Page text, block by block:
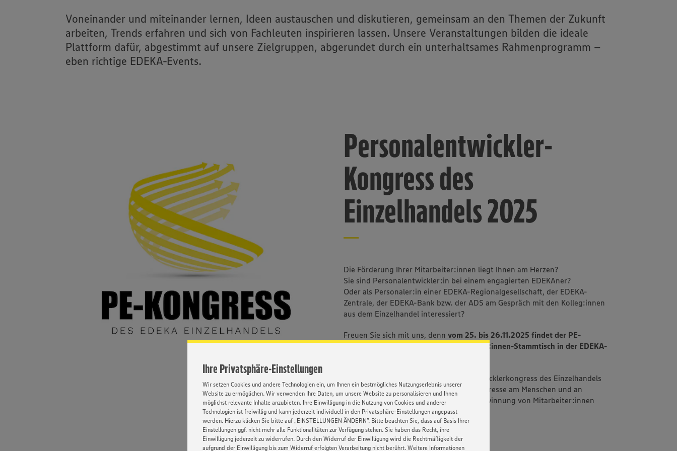
Ihre Privatsphäre-Einstellungen
Wir setzen Cookies und andere Technologien ein, um Ihnen ein bestmögliches Nutzungserlebnis unserer
Website zu ermöglichen. Wir verwenden Ihre Daten, um unsere Website zu personalisieren und Ihnen
möglichst relevante Inhalte anzubieten. Ihre Einwilligung in die Nutzung von Cookies und anderer
Technologien ist freiwillig und kann jederzeit individuell in den Privatsphäre-Einstellungen angepasst
werden. Hierzu klicken Sie bitte auf „EINSTELLUNGEN ÄNDERN”. Bitte beachten Sie, dass auf Basis Ihrer
Einstellungen ggf. nicht mehr alle Funktionalitäten zur Verfügung stehen. Sie haben das Recht, ihre
Einwilligung jederzeit zu widerrufen. Durch den Widerruf der Einwilligung wird die Rechtmäßigkeit der
aufgrund der Einwilligung bis zum Widerruf erfolgten Verarbeitung nicht berührt. Weitere Informationen
Voneinander und miteinander lernen, Ideen austauschen und diskutieren, gemeinsam an den Themen der Zukunft
arbeiten, Trends erfahren und sich von Fachleuten inspirieren lassen. Unsere Veranstaltungen bilden die ideale
Plattform dafür, abgestimmt auf unsere Zielgruppen, abgerundet durch ein unterhaltsames Rahmenprogramm –
eben richtige EDEKA-Events.
Personalentwickler-
Kongress des
Einzelhandels 2025
Die Förderung Ihrer Mitarbeiter:innen liegt Ihnen am Herzen?
Sie sind Personalentwickler:in bei einem engagierten EDEKAner?
Oder als Personaler:in einer EDEKA-Regionalgesellschaft, der EDEKA-
Zentrale, der EDEKA-Bank bzw. der ADS am Gespräch mit den Kolleg:innen
aus dem Einzelhandel interessiert?
Freuen Sie sich mit uns, denn vom 25. bis 26.11.2025 findet der PE-
Kongress, sowie am 24.11.2025 der PEler:innen-Stammtisch in der EDEKA-
Seit 2014 treffen sich beim Personalentwicklerkongress des Einzelhandels
all jene des EDEKA-Verbunds, die das Interesse am Menschen und an
Themen wie Förderung, Bindung und Gewinnung von Mitarbeiter:innen
verbindet.